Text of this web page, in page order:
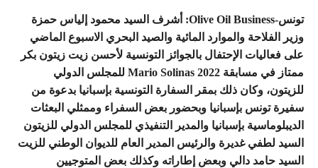
تونس-Olive Oil Business: أشرف السيد محمود إلياس حمزة
وزير الفلاحة والموارد المائية والصيد البحري الاسبوع الماضي
على فعاليات الإحتفال بالجوائز التونسية لأحسن زيت زيتون بكر
ممتاز في مسابقة Mario Solinas 2022 للمجلس الدولي
للزيتون، وكان ذلك بمقر السفارة التونسية بإسبانيا بدعوة من
سفيرة تونس بإسبانيا وبحضور بعض السفراء وممثلي البعثات
الديبلوماسية بإسبانيا والمدير التنفيذي للمجلس الدولي للزيتون
السيد لطفي غديرة والرئيس المدير العام للديوان الوطني للزيت
السيد حامد دالي وبعض إطاراته وكذلك بعض المتوجيين